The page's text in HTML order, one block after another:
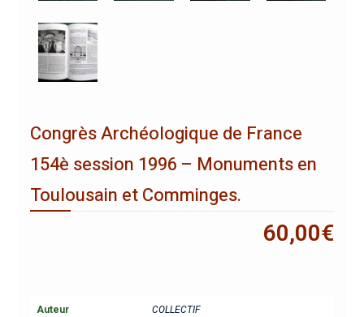
Congrès Archéologique de France
154è session 1996 – Monuments en
Toulousain et Comminges.
60,00€
Auteur COLLECTIF